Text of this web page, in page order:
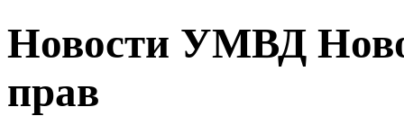
Новости УМВД
прав